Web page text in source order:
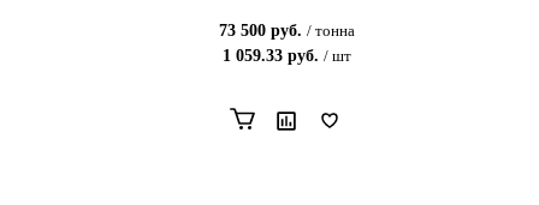
73 500руб. / тонна
1 059.33руб. / шт